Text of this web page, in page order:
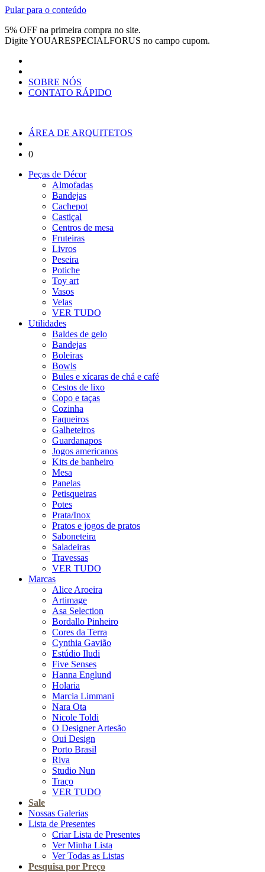
Pular para o conteúdo
5% OFF na primeira compra no site.
DigiteYOUARESPECIALFORUS no campo cupom.
SOBRE NÓS
CONTATO RÁPIDO
ÁREA DE ARQUITETOS
0
Peças de Décor
Almofadas
Bandejas
Cachepot
Castiçal
Centros de mesa
Fruteiras
Livros
Peseira
Potiche
Toy art
Vasos
Velas
VER TUDO
Utilidades
Baldes de gelo
Bandejas
Boleiras
Bowls
Bules e xícaras de chá e café
Cestos de lixo
Copo e taças
Cozinha
Faqueiros
Galheteiros
Guardanapos
Jogos americanos
Kits de banheiro
Mesa
Panelas
Petisqueiras
Potes
Prata/Inox
Pratos e jogos de pratos
Saboneteira
Saladeiras
Travessas
VER TUDO
Marcas
Alice Aroeira
Artimage
Asa Selection
Bordallo Pinheiro
Cores da Terra
Cynthia Gavião
Estúdio Iludi
Five Senses
Hanna Englund
Holaria
Marcia Limmani
Nara Ota
Nicole Toldi
O Designer Artesão
Oui Design
Porto Brasil
Riva
Studio Nun
Traço
VER TUDO
Sale
Nossas Galerias
Lista de Presentes
Criar Lista de Presentes
Ver Minha Lista
Ver Todas as Listas
Pesquisa por Preço